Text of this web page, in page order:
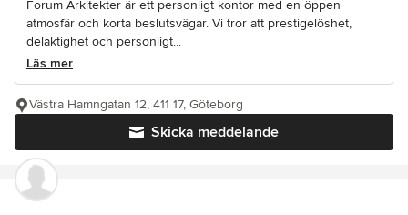
Forum Arkitekter är ett personligt kontor med en öppen
atmosfär och korta beslutsvägar. Vi tror att prestigelöshet,
delaktighet och personligt...
Läs mer
Skicka meddelande
Västra Hamngatan 12, 411 17, Göteborg